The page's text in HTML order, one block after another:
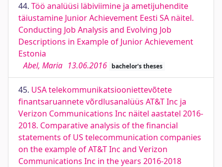
44. Töö analüüsi läbiviimine ja ametijuhendite
täiustamine Junior Achievement Eesti SA näitel.
Conducting Job Analysis and Evolving Job
Descriptions in Example of Junior Achievement
Estonia
Abel, Maria 13.06.2016 bachelor's theses
45. USA telekommunikatsiooniettevõtete
finantsaruannete võrdlusanalüüs AT&T Inc ja
Verizon Communications Inc näitel aastatel 2016-
2018. Comparative analysis of the financial
statements of US telecommunication companies
on the example of AT&T Inc and Verizon
Communications Inc in the years 2016-2018